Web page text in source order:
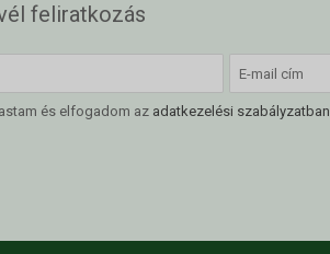
feliratkozás
és elfogadom az adatkezelési szabályzatban